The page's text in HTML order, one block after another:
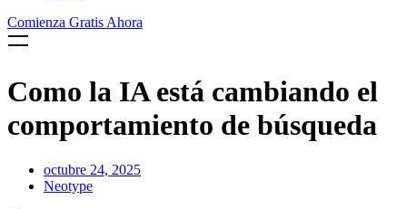
Comienza Gratis Ahora
Como la IA está cambiando el
comportamiento de búsqueda
octubre 24, 2025
Neotype